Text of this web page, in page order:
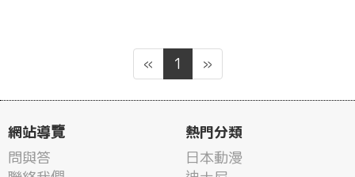
« 1 »
網站導覽
問與答
熱門分類
日本動漫